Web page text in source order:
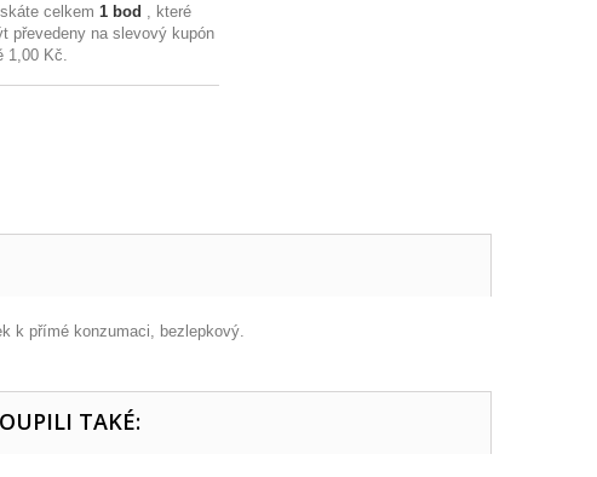
celkem 1 bod , které
převedeny na slevový kupón
1,00 Kč.
k přímé konzumaci, bezlepkový.
TAKÉ: